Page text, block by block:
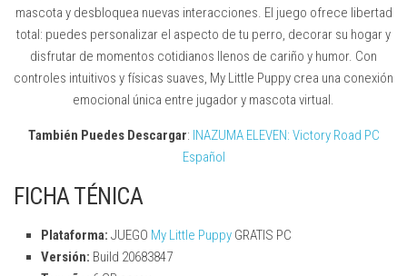
mascota y desbloquea nuevas interacciones. El juego ofrece libertad
total: puedes personalizar el aspecto de tu perro, decorar su hogar y
disfrutar de momentos cotidianos llenos de cariño y humor. Con
controles intuitivos y físicas suaves, My Little Puppy crea una conexión
emocional única entre jugador y mascota virtual.
También Puedes Descargar: INAZUMA ELEVEN: Victory Road PC
Español
FICHA TÉNICA
Plataforma: JUEGO My Little Puppy GRATIS PC
Versión: Build 20683847